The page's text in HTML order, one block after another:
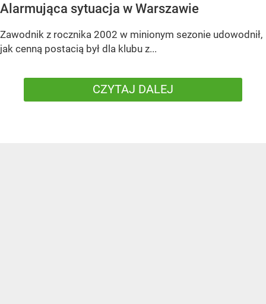
Alarmująca sytuacja w Warszawie
Zawodnik z rocznika 2002 w minionym sezonie udowodnił,
jak cenną postacią był dla klubu z...
CZYTAJ DALEJ